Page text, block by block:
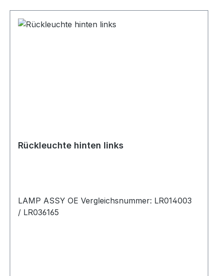
Rückleuchte hinten links
LAMP ASSY OE Vergleichsnummer: LR014003
/ LR036165